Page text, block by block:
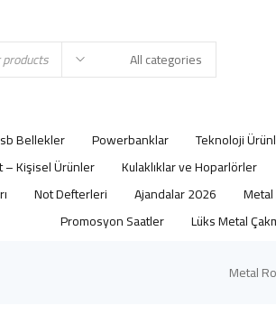
Teknoloji
Powerbanklar
Bellekler
Kulaklıklar ve Hoparlörler
– Kişisel Ürünler
2026 Ajandalar
Not Defterleri
Lüks Metal
Promosyon Saatler
Metal